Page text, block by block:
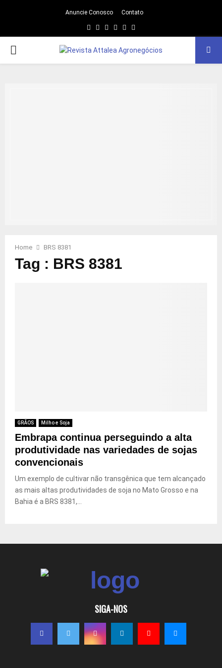
Anuncie Conosco Contato
Facebook
Twitter
Instagram
LinkedinYoutube
PRIMARY
Home BRS 8381
Tag : BRS 8381
GRÃOS Milho e Soja
Embrapa continua perseguindo a alta
produtividade nas variedades de sojas
convencionais
Um exemplo de cultivar não transgênica que tem alcançado
as mais altas produtividades de soja no Mato Grosso e na
Bahia é a BRS 8381,...
SIGA-NOS